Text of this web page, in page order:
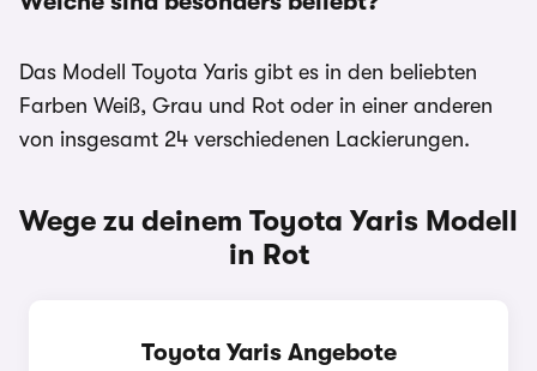
Das Modell Toyota Yaris gibt es in den beliebten
Farben Weiß, Grau und Rot oder in einer anderen
von insgesamt 24 verschiedenen Lackierungen.
Wege zu deinem Toyota Yaris Modell
in Rot
Toyota Yaris Angebote